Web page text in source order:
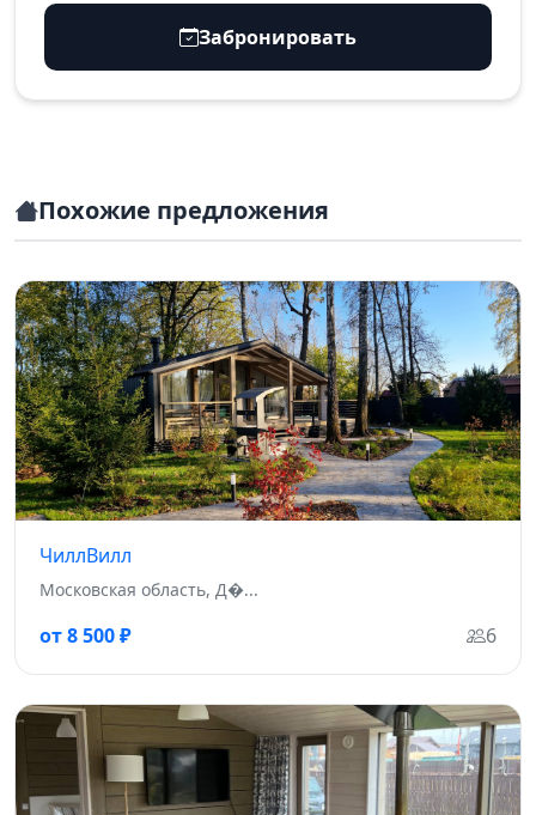
Забронировать
Похожие предложения
ЧиллВилл
Московская область, Д�...
от 8 500 ₽ 6